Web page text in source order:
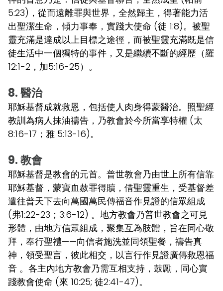
5:23)，從而遠離罪與世界，全然歸主，得著能力活
出聖潔生命，傾力事奉，實踐大使命 (徒 1:8)。被聖
靈充滿是達成以上目標之途徑，而被聖靈充滿既是信
徒生活中一個獨特的事件，又是繼續不斷的經歷（羅
12:1-2，加5:16-25）。
8. 醫治
耶穌基督成就救恩，包括使人肉身得蒙醫治。照聖經
教訓為病人抹油禱告，乃教會於今所當享特權 (太
8:16-17；雅 5:13-16)。
9. 教會
耶穌基督是教會的元首。普世教會乃由世上所有信靠
耶穌基督，蒙寶血赦罪得贖，借聖靈重生，受基督差
遣往普天下去向萬國萬民傳福音作見證的信眾組成
(弗1:22-23；3:6-12) 。地方教會乃普世教會之可見
形體，由地方信眾組成，聚集互為肢體，旨在同心敬
拜，奉行聖禮——向信者施洗並同領聖餐，禱告真
神，領受聖言，彼此相交，以言行作見證廣傳救恩福
音 。各主內地方教會乃需互相支持，鼓勵，同心實
踐教會使命 (來 10:25; 徒2:41-47)。